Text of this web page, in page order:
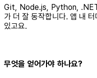
Git, Node.js, Python,
가 더 잘 동작합니다. 앱 내 터
있고요.
무엇을 얻어가야 하나요?